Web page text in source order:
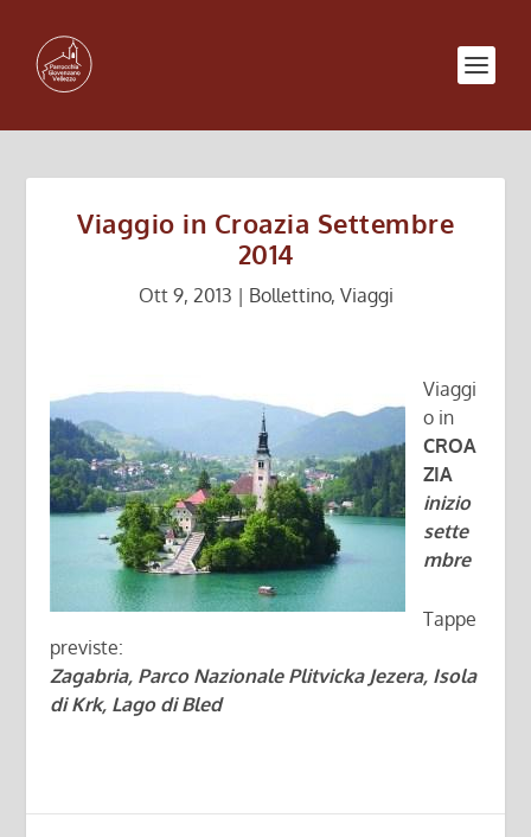
Viaggio in Croazia Settembre
2014
Ott 9, 2013 | Bollettino, Viaggi
Viaggi
o in
CROA
ZIA
inizio
sette
mbre
Tappe
previste:
Zagabria, Parco Nazionale Plitvicka Jezera, Isola
di Krk, Lago di Bled